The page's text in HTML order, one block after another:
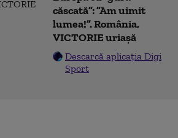
căscată”: ”Am uimit
lumea!”. România,
VICTORIE uriașă
Descarcă aplicația Digi
Sport